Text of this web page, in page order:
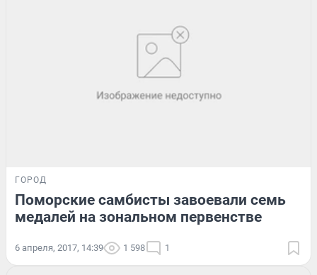
ГОРОД
Поморские самбисты завоевали семь
медалей на зональном первенстве
6 апреля, 2017, 14:39 1 598 1